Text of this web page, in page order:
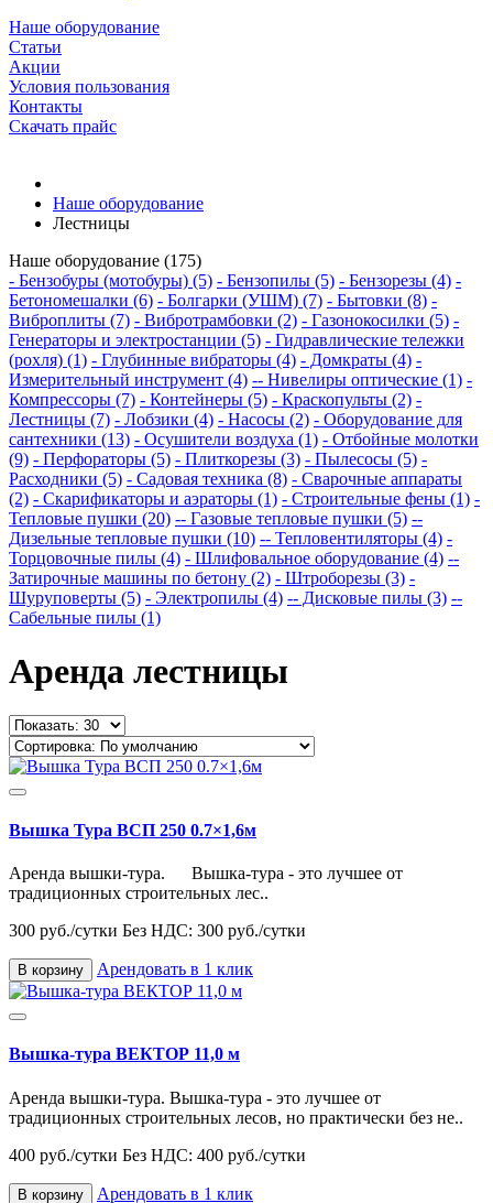
Наше оборудование
Статьи
Акции
Условия пользования
Контакты
Скачать прайс
Наше оборудование
Лестницы
Наше оборудование (175)
- Бензобуры (мотобуры) (5) - Бензопилы (5) - Бензорезы (4) -
Бетономешалки (6) - Болгарки (УШМ) (7) - Бытовки (8) -
Виброплиты (7) - Вибротрамбовки (2) - Газонокосилки (5) -
Генераторы и электростанции (5) - Гидравлические тележки
(рохля) (1) - Глубинные вибраторы (4) - Домкраты (4) -
Измерительный инструмент (4) -- Нивелиры оптические (1) -
Компрессоры (7) - Контейнеры (5) - Краскопульты (2) -
Лестницы (7) - Лобзики (4) - Насосы (2) - Оборудование для
сантехники (13) - Осушители воздуха (1) - Отбойные молотки
(9) - Перфораторы (5) - Плиткорезы (3) - Пылесосы (5) -
Расходники (5) - Садовая техника (8) - Сварочные аппараты
(2) - Скарификаторы и аэраторы (1) - Строительные фены (1) -
Тепловые пушки (20) -- Газовые тепловые пушки (5) --
Дизельные тепловые пушки (10) -- Тепловентиляторы (4) -
Торцовочные пилы (4) - Шлифовальное оборудование (4) --
Затирочные машины по бетону (2) - Штроборезы (3) -
Шуруповерты (5) - Электропилы (4) -- Дисковые пилы (3) --
Сабельные пилы (1)
Аренда лестницы
Вышка Тура ВСП 250 0.7×1,6м
Аренда вышки-тура. Вышка-тура - это лучшее от
традиционных строительных лес..
300 руб./сутки Без НДС: 300 руб./сутки
В корзину Арендовать в 1 клик
Вышка-тура ВЕКТОР 11,0 м
Аренда вышки-тура. Вышка-тура - это лучшее от
традиционных строительных лесов, но практически без не..
400 руб./сутки Без НДС: 400 руб./сутки
В корзину Арендовать в 1 клик